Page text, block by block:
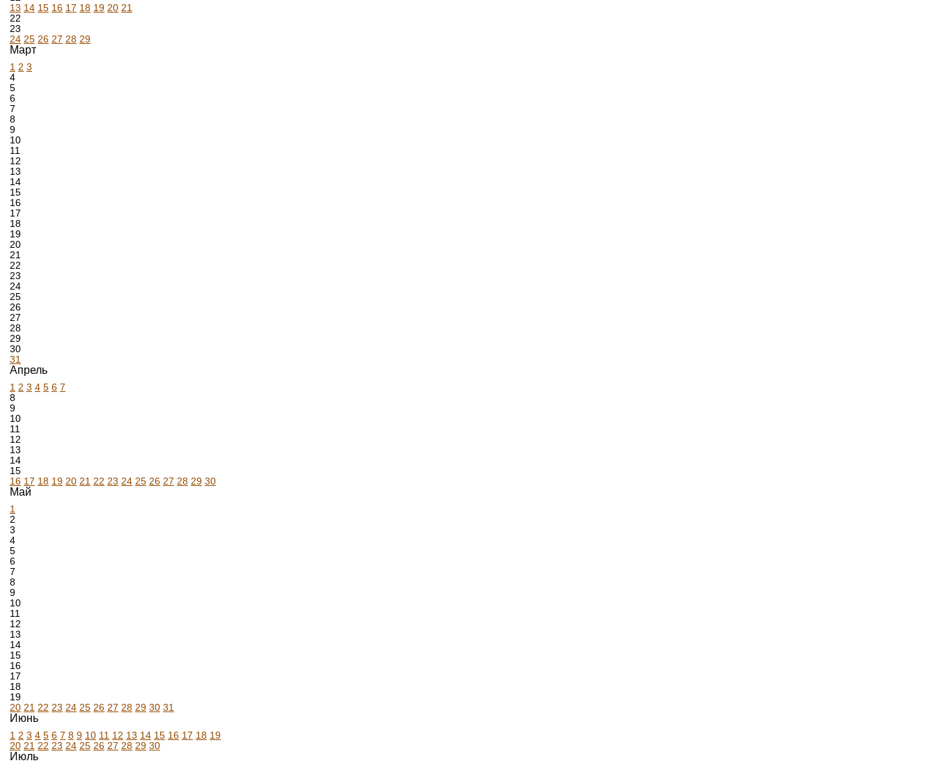
13 14 15 16 17 18 19 20 21
22
23
24 25 26 27 28 29
Март
1 2 3
4
5
6
7
8
9
10
11
12
13
14
15
16
17
18
19
20
21
22
23
24
25
26
27
28
29
30
31
Апрель
1 2 3 4 5 6 7
8
9
10
11
12
13
14
15
16 17 18 19 20 21 22 23 24 25 26 27 28 29 30
Май
1
2
3
4
5
6
7
8
9
10
11
12
13
14
15
16
17
18
19
20 21 22 23 24 25 26 27 28 29 30 31
Июнь
1 2 3 4 5 6 7 8 9 10 11 12 13 14 15 16 17 18 19
20 21 22 23 24 25 26 27 28 29 30
Июль